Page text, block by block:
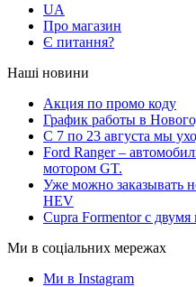
UA
Про магазин
Є питання?
Наші новини
Акция по промо коду
График работы в
С 7 по 23 августа мы
Ford Ranger –
мотором GT.
Уже можно заказывать
HEV
Cupra Formentor с
Ми в соціальних мережах
Ми в Instagram